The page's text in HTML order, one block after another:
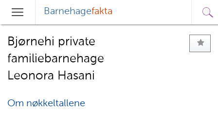
Hovedmeny
Barnehagefakta
Søk
Bjørnehi private
familiebarnehage
Leonora Hasani
Om nøkkeltallene